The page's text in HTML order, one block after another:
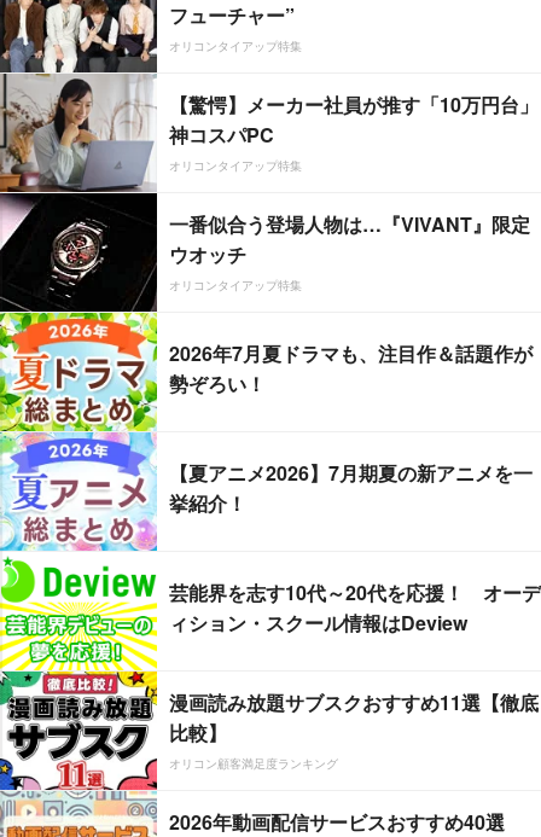
フューチャー”
オリコンタイアップ特集
【驚愕】メーカー社員が推す「10万円台」
神コスパPC
オリコンタイアップ特集
一番似合う登場人物は…『VIVANT』限定
ウオッチ
オリコンタイアップ特集
2026年7月夏ドラマも、注目作＆話題作が
勢ぞろい！
【夏アニメ2026】7月期夏の新アニメを一
挙紹介！
芸能界を志す10代～20代を応援！ オーデ
ィション・スクール情報はDeview
漫画読み放題サブスクおすすめ11選【徹底
比較】
オリコン顧客満足度ランキング
2026年動画配信サービスおすすめ40選